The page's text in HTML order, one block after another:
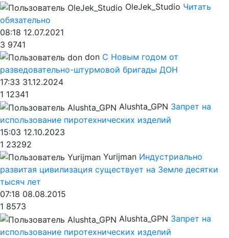
OleJek_Studio Читать
обязательно
08:18 12.07.2021
3 9741
don С Новым годом от
разведовательно-штурмовой бригады ДОН
17:33 31.12.2024
1 12341
Alushta_GPN Запрет на
использование пиротехнических изделий
15:03 12.10.2023
1 23292
Yurijman Индустриально
развитая цивилизация существует на Земле десятки
тысяч лет
07:18 08.08.2015
1 8573
Alushta_GPN Запрет на
использование пиротехнических изделий